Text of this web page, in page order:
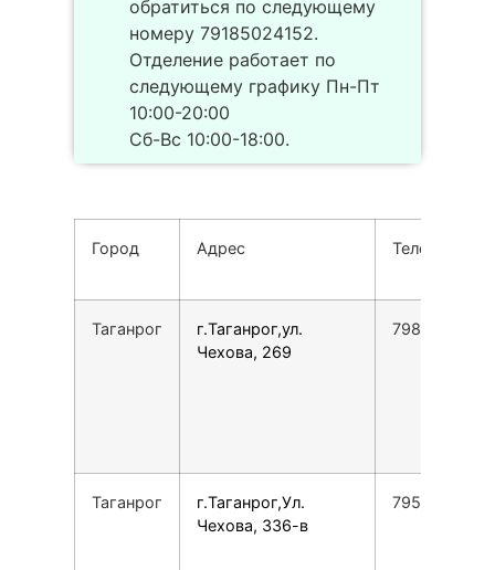
обратиться по следующему
номеру 79185024152.
Отделение работает по
следующему графику Пн-Пт
10:00-20:00
Сб-Вс 10:00-18:00.
Город Адрес Телефон
Таганрог
г.Таганрог,ул.
Чехова, 269
Таганрог
г.Таганрог,Ул.
Чехова, 336-в
79515333177